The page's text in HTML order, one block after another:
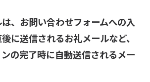
、お問い合わせフォームへの入
に送信されるお礼メールなど、
の完了時に自動送信されるメー